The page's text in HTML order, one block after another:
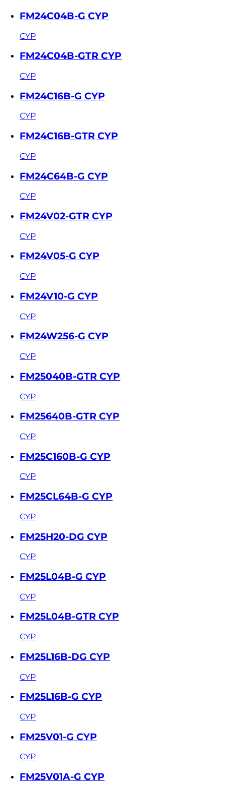
FM24C04B-G CYP
CYP
FM24C04B-GTR CYP
CYP
FM24C16B-G CYP
CYP
FM24C16B-GTR CYP
CYP
FM24C64B-G CYP
CYP
FM24V02-GTR CYP
CYP
FM24V05-G CYP
CYP
FM24V10-G CYP
CYP
FM24W256-G CYP
CYP
FM25040B-GTR CYP
CYP
FM25640B-GTR CYP
CYP
FM25C160B-G CYP
CYP
FM25CL64B-G CYP
CYP
FM25H20-DG CYP
CYP
FM25L04B-G CYP
CYP
FM25L04B-GTR CYP
CYP
FM25L16B-DG CYP
CYP
FM25L16B-G CYP
CYP
FM25V01-G CYP
CYP
FM25V01A-G CYP